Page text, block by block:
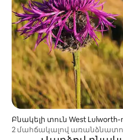
Բնակելի տուն West Lulworth-
2 մահճակալով